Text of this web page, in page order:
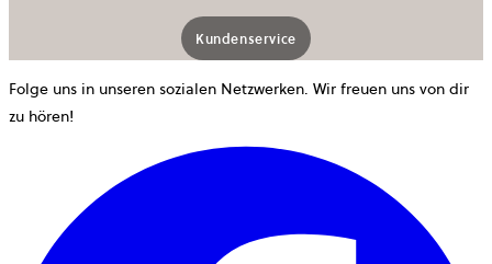
Kundenservice
Folge uns in unseren sozialen Netzwerken. Wir freuen uns von dir
zu hören!